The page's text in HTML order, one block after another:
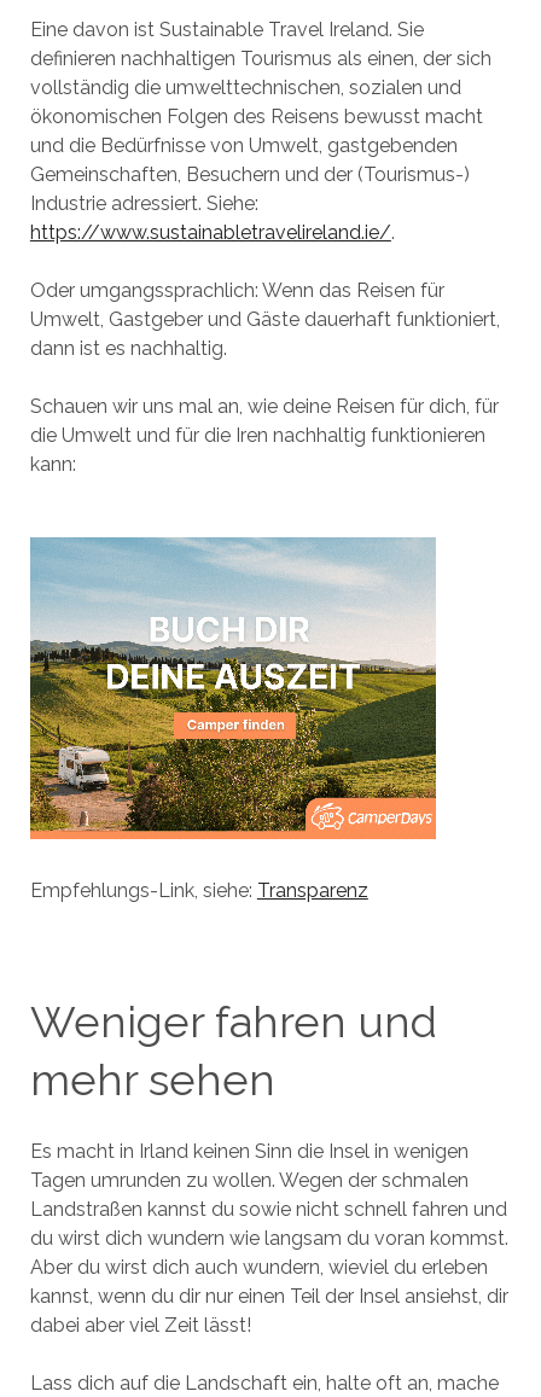
Eine davon ist Sustainable Travel Ireland. Sie
definieren nachhaltigen Tourismus als einen, der sich
vollständig die umwelttechnischen, sozialen und
ökonomischen Folgen des Reisens bewusst macht
und die Bedürfnisse von Umwelt, gastgebenden
Gemeinschaften, Besuchern und der (Tourismus-)
Industrie adressiert. Siehe:
https://www.sustainabletravelireland.ie/.
Oder umgangssprachlich: Wenn das Reisen für
Umwelt, Gastgeber und Gäste dauerhaft funktioniert,
dann ist es nachhaltig.
Schauen wir uns mal an, wie deine Reisen für dich, für
die Umwelt und für die Iren nachhaltig funktionieren
kann:
Empfehlungs-Link, siehe: Transparenz
Weniger fahren und
mehr sehen
Es macht in Irland keinen Sinn die Insel in wenigen
Tagen umrunden zu wollen. Wegen der schmalen
Landstraßen kannst du sowie nicht schnell fahren und
du wirst dich wundern wie langsam du voran kommst.
Aber du wirst dich auch wundern, wieviel du erleben
kannst, wenn du dir nur einen Teil der Insel ansiehst, dir
dabei aber viel Zeit lässt!
Lass dich auf die Landschaft ein, halte oft an, mache